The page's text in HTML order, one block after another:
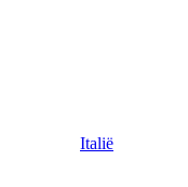
Italië